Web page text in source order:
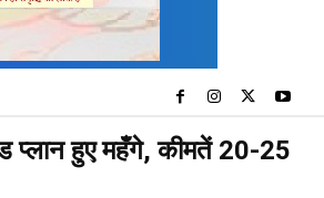
प्लान हुए महँगे, कीमतें 20-25